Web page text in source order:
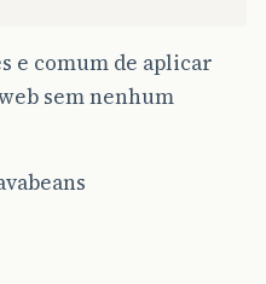
e comum de aplicar
sem nenhum